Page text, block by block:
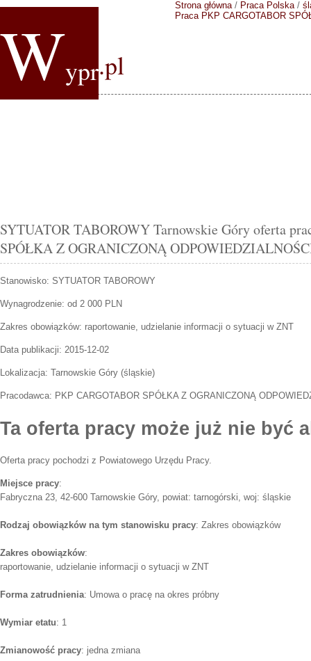
Wypr.pl
Strona główna/ Praca Polska/
Praca PKP CARGOTABOR
SYTUATOR TABOROWY Tarnowskie Góry oferta
SPÓŁKA Z OGRANICZONĄ
Stanowisko: SYTUATOR TABOROWY
Wynagrodzenie: od 2 000 PLN
Zakres obowiązków: raportowanie, udzielanie informacji o sytuacji w ZNT
Data publikacji: 2015-12-02
Lokalizacja: Tarnowskie Góry (śląskie)
Pracodawca: PKP CARGOTABOR SPÓŁKA Z OGRANICZONĄ
Ta oferta pracy może już nie być
Oferta pracy pochodzi z Powiatowego Urzędu Pracy.
Miejsce pracy:
Fabryczna 23, 42-600 Tarnowskie Góry, powiat: tarnogórski, woj: śląskie
Rodzaj obowiązków na tym stanowisku pracy: Zakres obowiązków
Zakres obowiązków:
raportowanie, udzielanie informacji o sytuacji w ZNT
Forma zatrudnienia: Umowa o pracę na okres próbny
Wymiar etatu: 1
Zmianowość pracy: jedna zmiana